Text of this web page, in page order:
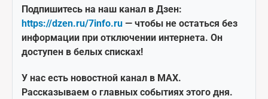
Подпишитесь на наш канал в Дзен:
https://dzen.ru/7info.ru — чтобы не остаться без
информации при отключении интернета. Он
доступен в белых списках!
У нас есть новостной канал в MAX.
Рассказываем о главных событиях этого дня.